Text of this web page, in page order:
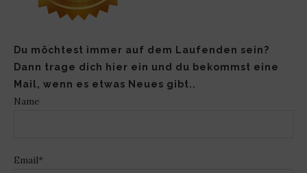
Du möchtest immer auf dem Laufenden sein?
Dann trage dich hier ein und du bekommst eine
Mail, wenn es etwas Neues gibt..
Name
Email*